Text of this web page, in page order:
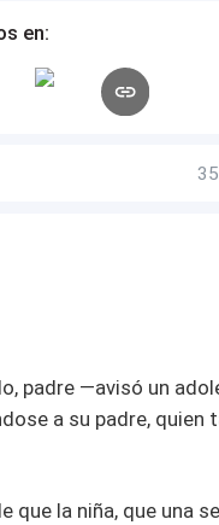
den un paso al
de los negocios.
solo le falta formar
en:
padre —avisó un
a su padre, quien
que la niña, que una